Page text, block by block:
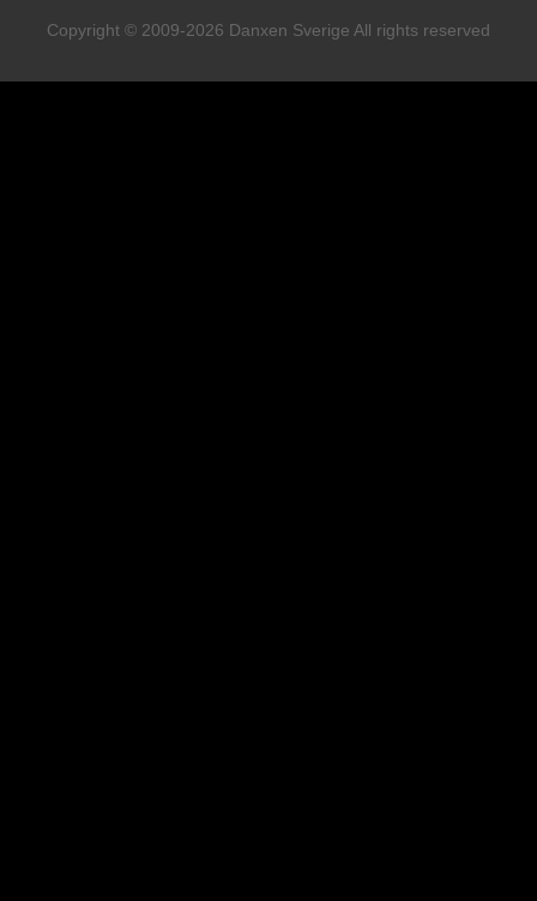
Copyright © 2009-2026 Danxen Sverige All rights reserved